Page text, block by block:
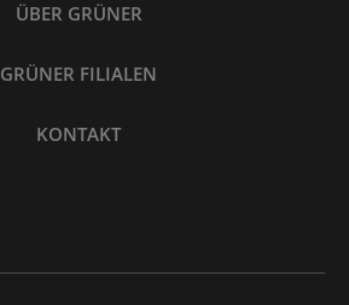
ÜBER GRÜNER
GRÜNER FILIALEN
KONTAKT